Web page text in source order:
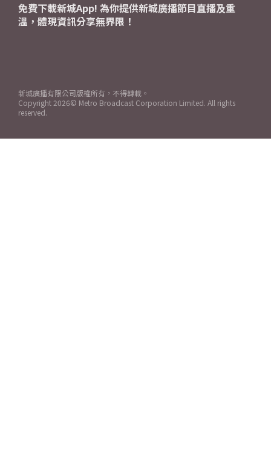
免費下載新城App! 為你提供新城廣播節目直播及重
溫，體現資訊分享無界限！
新城廣播有限公司版權所有，不得轉載。
Copyright 2026© Metro Broadcast Corporation Limited. All rights
reserved.